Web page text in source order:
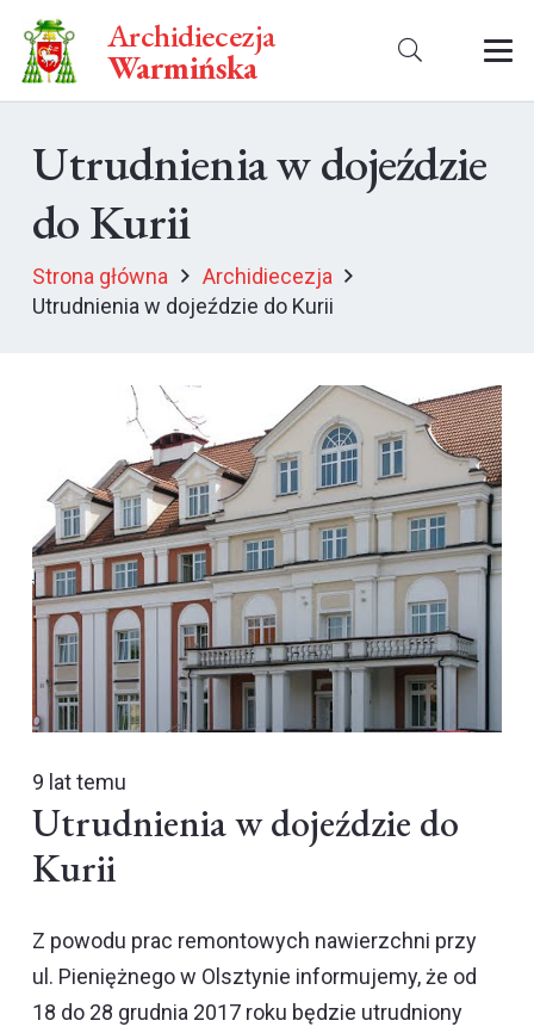
Archidiecezja
Warmińska
Utrudnienia w dojeździe
do Kurii
Strona główna
Archidiecezja
Utrudnienia w dojeździe do Kurii
9 lat temu
Utrudnienia w dojeździe do
Kurii
Z powodu prac remontowych nawierzchni przy
ul. Pieniężnego w Olsztynie informujemy, że od
18 do 28 grudnia 2017 roku będzie utrudniony